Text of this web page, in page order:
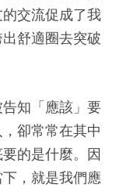
交流促成了我
舒適圈去突破
知「應該」要
卻常常在其中
的是什麼。因
，就是我們應